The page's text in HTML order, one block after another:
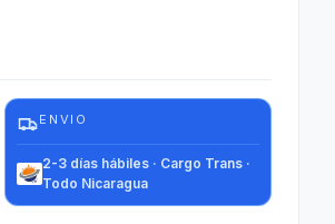
ENVIO
2-3 días hábiles · Cargo Trans ·
Todo Nicaragua